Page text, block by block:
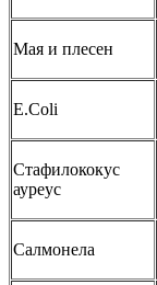
Мая и плесен
E.Coli
Стафилококус
ауреус
Салмонела